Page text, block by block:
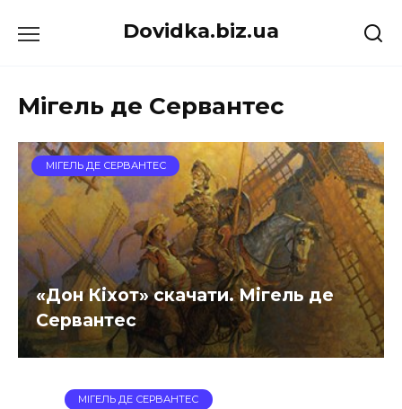
до
Dovidka.biz.ua
Мігель де Сервантес
МІГЕЛЬ ДЕ СЕРВАНТЕС
«Дон Кіхот» скачати. Мігель де
Сервантес
МІГЕЛЬ ДЕ СЕРВАНТЕС